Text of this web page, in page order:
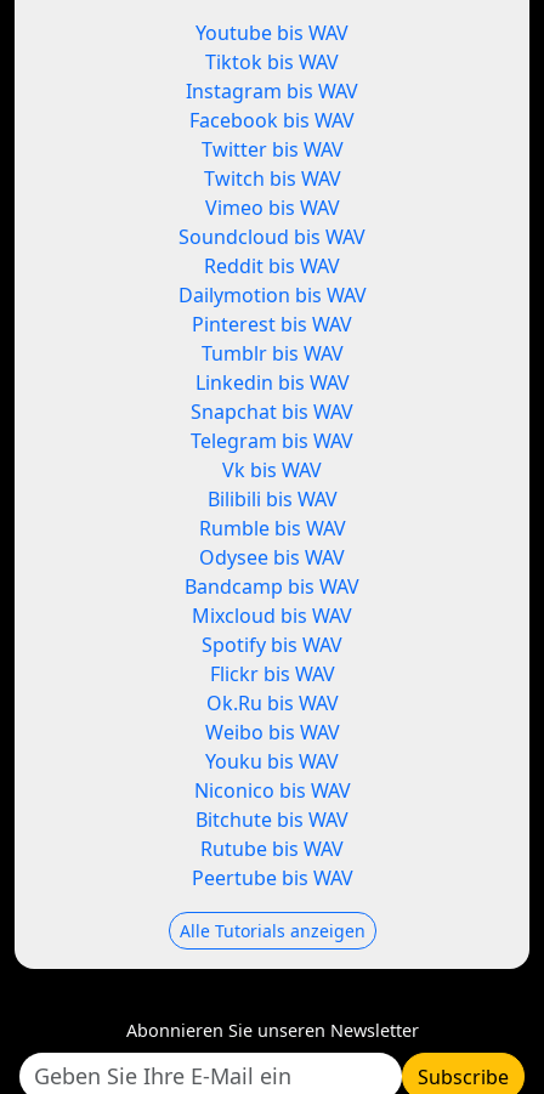
Youtube bis WAV
Tiktok bis WAV
Instagram bis WAV
Facebook bis WAV
Twitter bis WAV
Twitch bis WAV
Vimeo bis WAV
Soundcloud bis WAV
Reddit bis WAV
Dailymotion bis WAV
Pinterest bis WAV
Tumblr bis WAV
Linkedin bis WAV
Snapchat bis WAV
Telegram bis WAV
Vk bis WAV
Bilibili bis WAV
Rumble bis WAV
Odysee bis WAV
Bandcamp bis WAV
Mixcloud bis WAV
Spotify bis WAV
Flickr bis WAV
Ok.Ru bis WAV
Weibo bis WAV
Youku bis WAV
Niconico bis WAV
Bitchute bis WAV
Rutube bis WAV
Peertube bis WAV
Alle Tutorials anzeigen
Abonnieren Sie unseren Newsletter
Subscribe